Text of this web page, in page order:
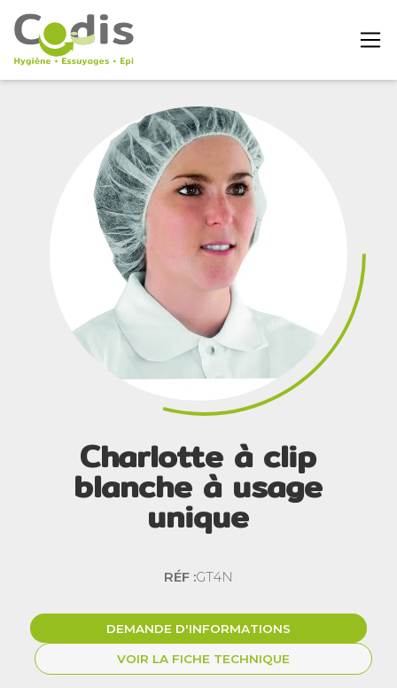
Charlotte à clip
blanche à usage
unique
RÉF :GT4N
DEMANDE D'INFORMATIONS
VOIR LA FICHE TECHNIQUE